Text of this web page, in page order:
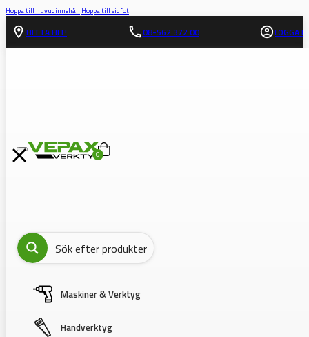
Hoppa till huvudinnehåll Hoppa till sidfot
HITTA HIT! 08-562 372 00 LOGGA IN
0
Maskiner & Verktyg
Handverktyg